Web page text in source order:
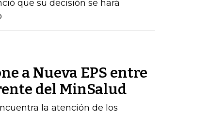
que su decisión se hará
a Nueva EPS entre
del MinSalud
la atención de los